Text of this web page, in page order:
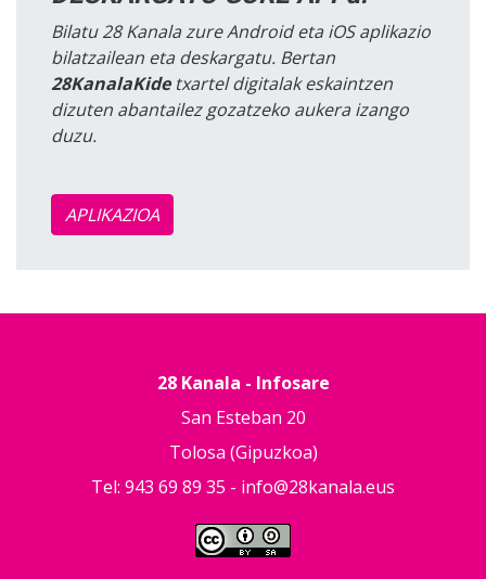
Bilatu 28 Kanala zure Android eta iOS aplikazio
bilatzailean eta deskargatu. Bertan
28KanalaKidetxartel digitalak eskaintzen
dizuten abantailez gozatzeko aukera izango
duzu.
APLIKAZIOA
28 Kanala - Infosare
San Esteban 20
Tolosa (Gipuzkoa)
Tel: 943 69 89 35 - info@28kanala.eus